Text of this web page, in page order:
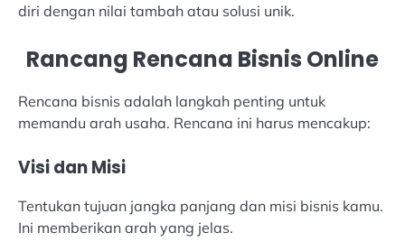
diri dengan nilai tambah atau solusi unik.
Rancang Rencana Bisnis Online
Rencana bisnis adalah langkah penting untuk
memandu arah usaha. Rencana ini harus mencakup:
Visi dan Misi
Tentukan tujuan jangka panjang dan misi bisnis kamu.
Ini memberikan arah yang jelas.